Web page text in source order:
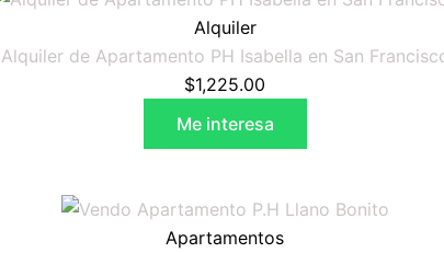
Alquiler
Alquiler de Apartamento PH Isabella en San
$1,225.00
Me interesa
Apartamentos